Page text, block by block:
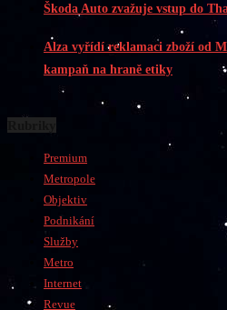
Škoda Auto zvažuje vstup do
Alza vyřídí reklamaci zboží od
kampaň na hraně etiky
Premium
Metropole
Objektiv
Podnikání
Služby
Metro
Internet
Revue